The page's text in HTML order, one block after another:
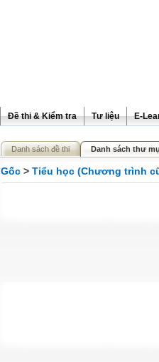
Đề thi & Kiểm tra Tư liệu E-
Danh sách đề thi Danh sách thư
Gốc > Tiểu học (Chương trình